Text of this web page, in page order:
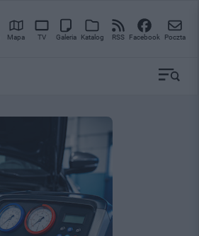
Mapa TV Galeria Katalog RSS Facebook Poczta